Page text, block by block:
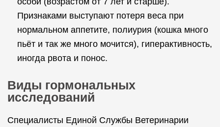
Признаками выступают потеря веса при
нормальном аппетите, полиурия (кошка много
пьёт и так же много мочится), гиперактивность,
иногда рвота и понос.
Виды гормональных
исследований
Специалисты Единой Службы Ветеринарии